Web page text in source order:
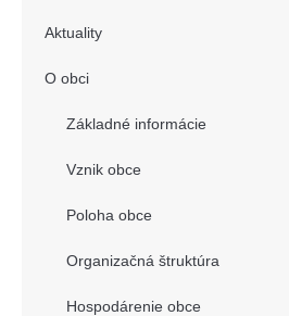
Aktuality
O obci
Základné informácie
Vznik obce
Poloha obce
Organizačná štruktúra
Hospodárenie obce